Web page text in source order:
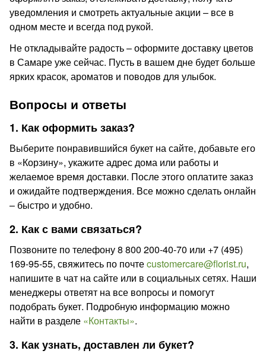
уведомления и смотреть актуальные акции – все в
одном месте и всегда под рукой.
Не откладывайте радость – оформите доставку цветов
в Самаре уже сейчас. Пусть в вашем дне будет больше
ярких красок, ароматов и поводов для улыбок.
Вопросы и ответы
1. Как оформить заказ?
Выберите понравившийся букет на сайте, добавьте его
в «Корзину», укажите адрес дома или работы и
желаемое время доставки. После этого оплатите заказ
и ожидайте подтверждения. Все можно сделать онлайн
– быстро и удобно.
2. Как с вами связаться?
Позвоните по телефону 8 800 200-40-70 или +7 (495)
169-95-55, свяжитесь по почтеcustomercare@florist.ru,
напишите в чат на сайте или в социальных сетях. Наши
менеджеры ответят на все вопросы и помогут
подобрать букет. Подробную информацию можно
найти в разделе «Контакты».
3. Как узнать, доставлен ли букет?